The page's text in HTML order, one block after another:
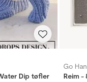
Dip tøfler
Go
Reim -